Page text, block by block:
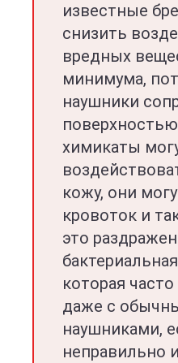
известные
снизить
вредных
минимума,
наушники
химикаты
кожу, они
кровоток и
это
которая
даже с
наушниками,
неправильно